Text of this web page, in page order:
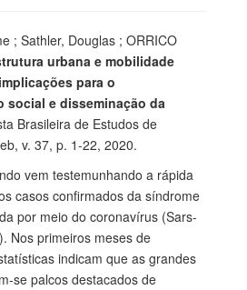
; Sathler, Douglas ; ORRICO
urbana e mobilidade
para o
social e disseminação da
Brasileira de Estudos de
v. 37, p. 1-22, 2020.
vem testemunhando a rápida
casos confirmados da síndrome
por meio do coronavírus (Sars-
Nos primeiros meses de
indicam que as grandes
se palcos destacados de